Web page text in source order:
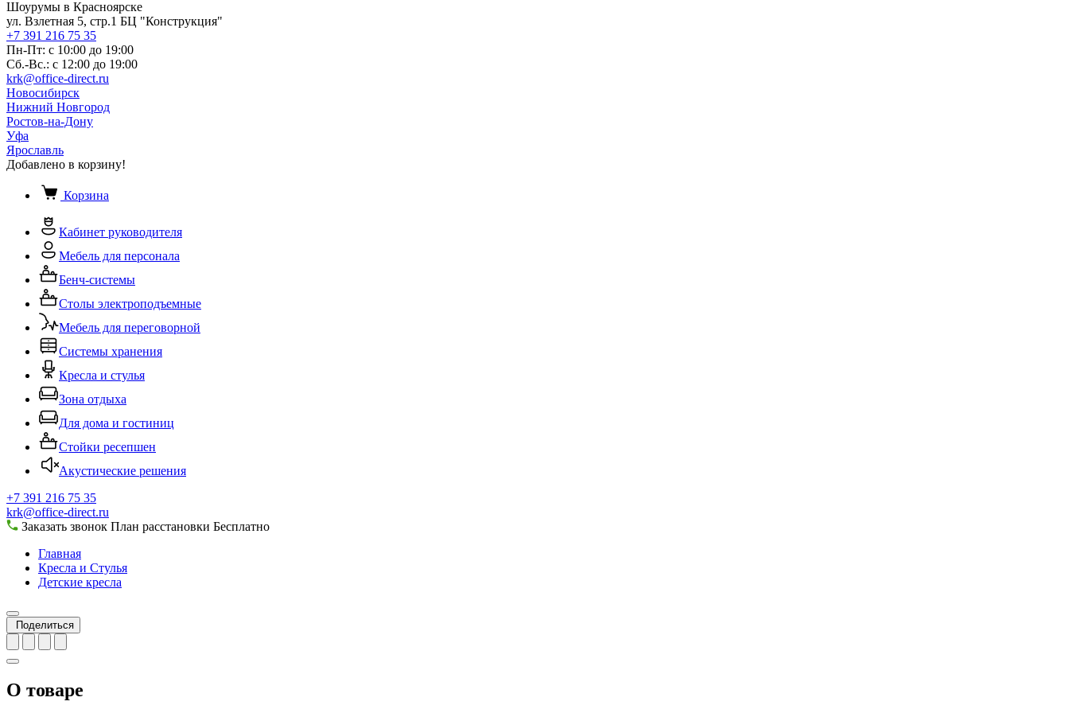
Шоурумы в Красноярске
ул. Взлетная 5, стр.1 БЦ "Конструкция"
+7 391 216 75 35
Пн-Пт: с 10:00 до 19:00
Сб.-Вс.: с 12:00 до 19:00
krk@office-direct.ru
Новосибирск
Нижний Новгород
Ростов-на-Дону
Уфа
Ярославль
Добавлено в корзину!
Корзина
Кабинет руководителя
Мебель для персонала
Бенч-системы
Столы электроподъемные
Мебель для переговорной
Системы хранения
Кресла и стулья
Зона отдыха
Для дома и гостиниц
Стойки ресепшен
Акустические решения
+7 391 216 75 35
krk@office-direct.ru
Заказать звонок План расстановки Бесплатно
Главная
Кресла и Стулья
Детские кресла
Поделиться
О товаре